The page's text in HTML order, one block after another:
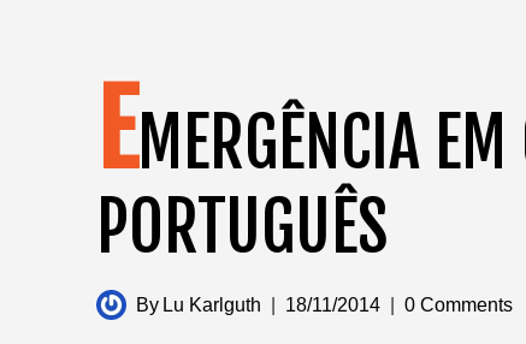
EMERGÊNCIA
PORTUGUÊS
By Lu Karlguth 18/11/2014 0 Comments